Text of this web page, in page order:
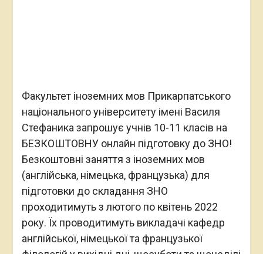
Факультет іноземних мов Прикарпатського
національного університету імені Василя
Стефаника запрошує учнів 10-11 класів на
БЕЗКОШТОВНУ онлайн підготовку до ЗНО!
Безкоштовні заняття з іноземних мов
(англійська, німецька, французька) для
підготовки до складання ЗНО
проходитимуть з лютого по квітень 2022
року. Їх проводитимуть викладачі кафедр
англійської, німецької та французької